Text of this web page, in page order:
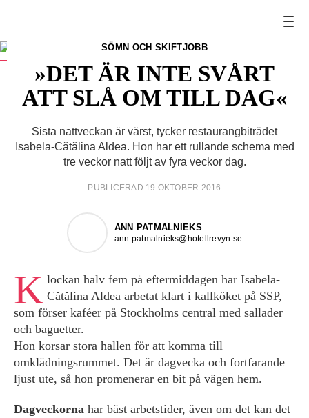
Stockholms central.
FOTO: Håkan Lindgren
SÖMN OCH SKIFTJOBB
»DET ÄR INTE SVÅRT
ATT SLÅ OM TILL DAG«
Sista nattveckan är värst, tycker ­restaurangbiträdet
Isabela-Cătălina Aldea. Hon har ett rullande schema med
­tre veckor natt följt av fyra veckor dag.
PUBLICERAD 19 OKTOBER 2016
ANN PATMALNIEKS
ann.patmalnieks@hotellrevyn.se
K lockan halv fem på eftermiddagen har Isabela-
Cătălina Aldea arbetat klart i kall­köket på SSP,
som förser kaféer på Stockholms central med sallader
och baguetter.
Hon korsar stora hallen för att komma till
omklädningsrummet. Det är dagvecka och fortfarande
ljust ute, så hon promenerar en bit på vägen hem.
Dagveckorna har bäst arbetstider, även om det kan det